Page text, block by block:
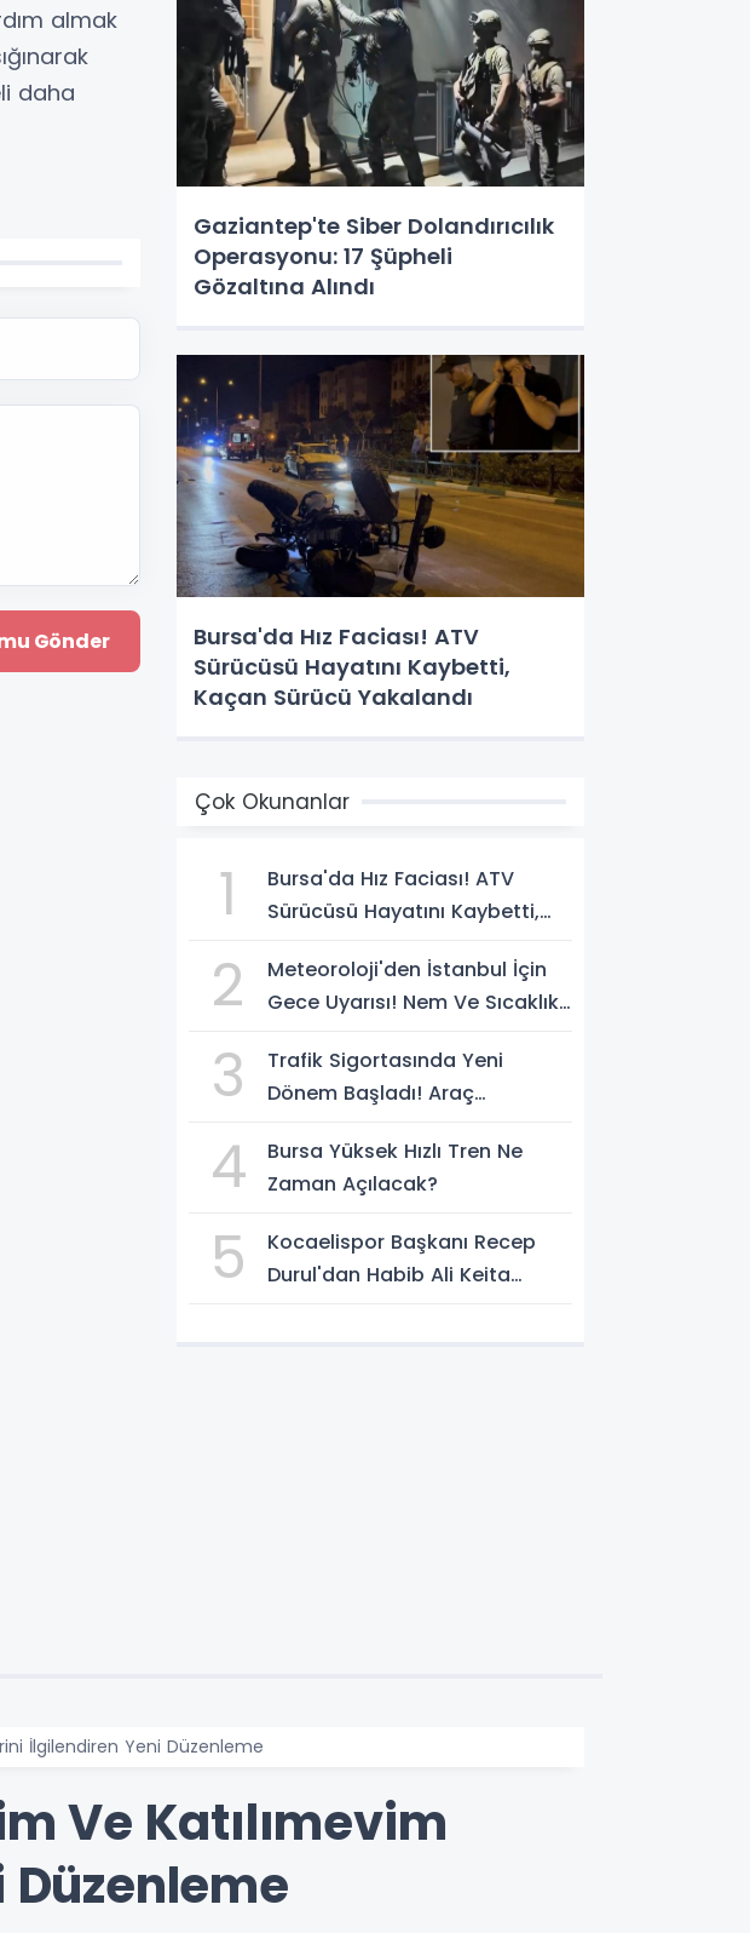
almak
daha
Gaziantep'te Siber Dolandırıcılık
Operasyonu: 17 Şüpheli
Gözaltına Alındı
Bursa'da Hız Faciası! ATV
Sürücüsü Hayatını Kaybetti,
Kaçan Sürücü Yakalandı
Çok Okunanlar
1
Bursa'da Hız Faciası! ATV
Sürücüsü Hayatını Kaybetti,
2
Meteoroloji'den İstanbul İçin
Gece Uyarısı! Nem Ve Sıcaklık
3
Trafik Sigortasında Yeni
Dönem Başladı! Araç
Değişiklikler Belli Oldu
4
Bursa Yüksek Hızlı Tren Ne
Zaman Açılacak?
5
Kocaelispor Başkanı Recep
Durul'dan Habib Ali Keita
İlgilendiren Yeni Düzenleme
Ve Katılımevim